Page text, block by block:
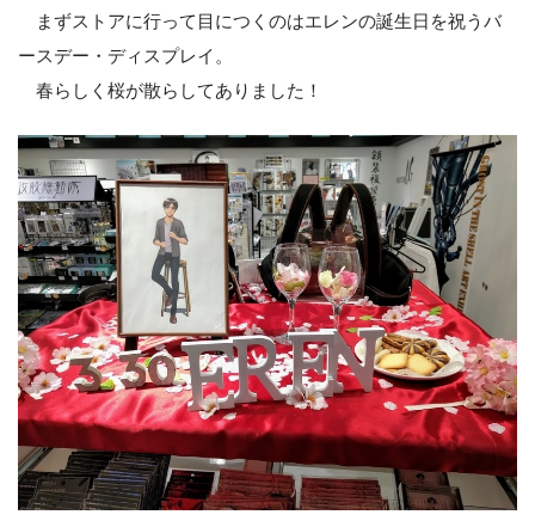
まずストアに行って目につくのはエレンの誕生日を祝うバ
ースデー・ディスプレイ。
春らしく桜が散らしてありました！